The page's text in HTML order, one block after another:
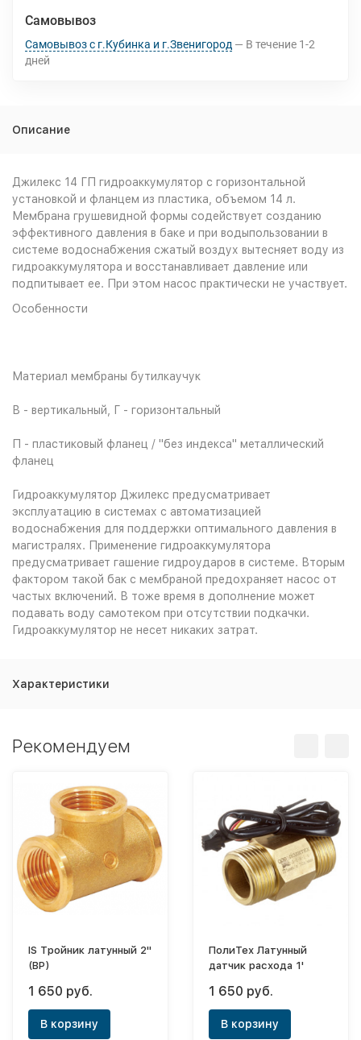
Самовывоз
Самовывоз с г.Кубинка и г.Звенигород В течение 1-2
дней
Описание
Джилекс 14 ГП гидроаккумулятор с горизонтальной
установкой и фланцем из пластика, объемом 14 л.
Мембрана грушевидной формы содействует созданию
эффективного давления в баке и при водыпользовании в
системе водоснабжения сжатый воздух вытесняет воду из
гидроаккумулятора и восстанавливает давление или
подпитывает ее. При этом насос практически не участвует.
Особенности
Материал мембраны бутилкаучук
В - вертикальный, Г - горизонтальный
П - пластиковый фланец / "без индекса" металлический
фланец
Гидроаккумулятор Джилекс предусматривает
эксплуатацию в системах с автоматизацией
водоснабжения для поддержки оптимального давления в
магистралях. Применение гидроаккумулятора
предусматривает гашение гидроударов в системе. Вторым
фактором такой бак с мембраной предохраняет насос от
частых включений. В тоже время в дополнение может
подавать воду самотеком при отсутствии подкачки.
Гидроаккумулятор не несет никаких затрат.
Характеристики
Рекомендуем
IS Тройник латунный 2"
(ВР)
1 650 руб.
В корзину
ПолиТех Латунный
датчик расхода 1'
1 650 руб.
В корзину